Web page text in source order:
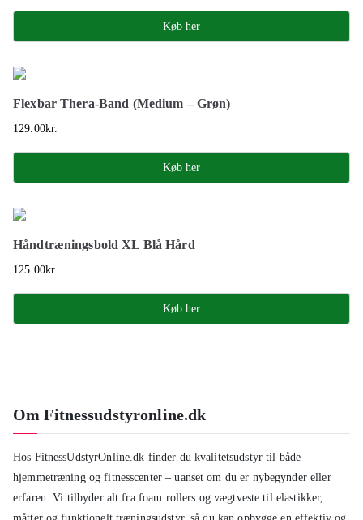
Køb her
Flexbar Thera-Band (Medium – Grøn)
129.00kr.
Køb her
Håndtræningsbold XL Blå Hård
125.00kr.
Køb her
Om Fitnessudstyronline.dk
Hos FitnessUdstyrOnline.dk finder du kvalitetsudstyr til både
hjemmetræning og fitnesscenter – uanset om du er nybegynder eller
erfaren. Vi tilbyder alt fra foam rollers og vægtveste til elastikker,